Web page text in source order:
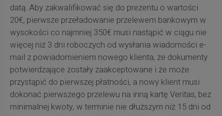
datą. Aby zakwalifikować się do prezentu o wartości
20€, pierwsze przeładowanie przelewem bankowym w
wysokości co najmniej 350€ musi nastąpić w ciągu nie
więcej niż 3 dni roboczych od wysłania wiadomości e-
mail z powiadomieniem nowego klienta, że dokumenty
potwierdzające zostały zaakceptowane i że może
przystąpić do pierwszej płatności, a nowy klient musi
dokonać pierwszego przelewu na inną kartę Veritas, bez
minimalnej kwoty, w terminie nie dłuższym niż 15 dni od